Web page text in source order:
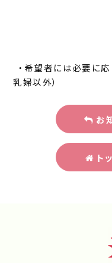
・希望者には必要に
乳婦以外）
お
ト